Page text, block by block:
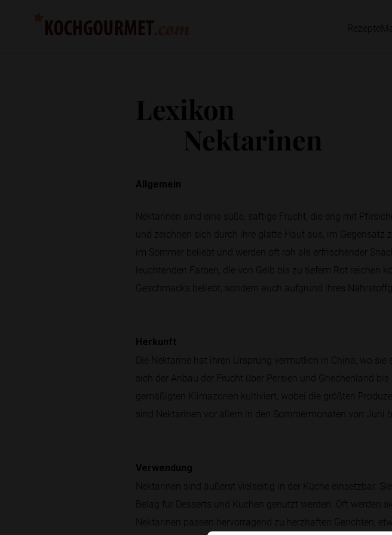
Rezepte
Lexikon
Nektarinen
Allgemein
Nektarinen sind eine süße, saftige Frucht, die eng mit
und zeichnen sich durch ihre glatte Haut aus, im
im Sommer beliebt und werden oft roh als erfrischender
leuchtenden Farben, die von Gelb bis zu tiefem Rot reichen
Geschmacks beliebt, sondern auch aufgrund ihres
Herkunft
Die Nektarine hat ihren Ursprung vermutlich in China, wo
sich der Anbau der Frucht über Persien und Griechenland
gemäßigten Klimazonen kultiviert, wobei die größten
sind Nektarinen vor allem in den Sommermonaten von Juni
Verwendung
Nektarinen sind äußerst vielseitig in der Küche einsetzbar.
Belag für Desserts und Kuchen genutzt werden. Oft werden
Nektarinen passen hervorragend zu herzhaften Gerichten,